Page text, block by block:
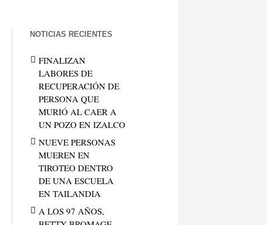
NOTICIAS RECIENTES
FINALIZAN
LABORES DE
RECUPERACIÓN DE
PERSONA QUE
MURIÓ AL CAER A
UN POZO EN IZALCO
NUEVE PERSONAS
MUEREN EN
TIROTEO DENTRO
DE UNA ESCUELA
EN TAILANDIA
A LOS 97 AÑOS,